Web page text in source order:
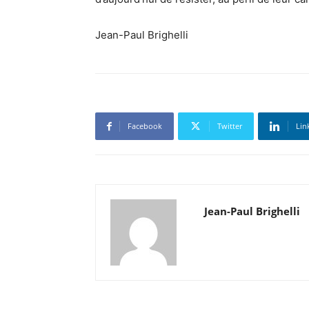
Jean-Paul Brighelli
Facebook Twitter
Jean-Paul Brighelli